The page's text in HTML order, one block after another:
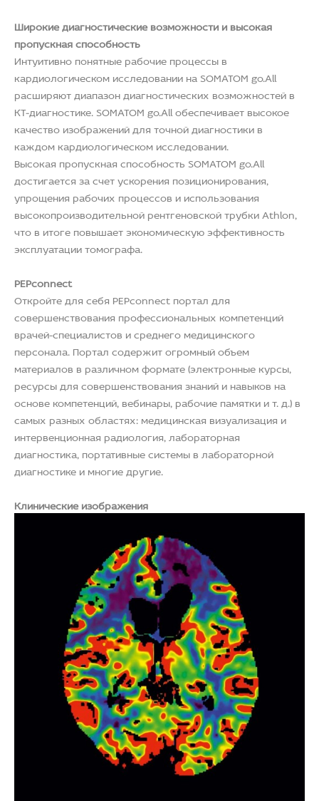
Широкие диагностические возможности и высокая
пропускная способность
Интуитивно понятные рабочие процессы в
кардиологическом исследовании на SOMATOM go.All
расширяют диапазон диагностических возможностей в
КТ-диагностике. SOMATOM go.All обеспечивает высокое
качество изображений для точной диагностики в
каждом кардиологическом исследовании.
Высокая пропускная способность SOMATOM go.All
достигается за счет ускорения позиционирования,
упрощения рабочих процессов и использования
высокопроизводительной рентгеновской трубки Athlon,
что в итоге повышает экономическую эффективность
эксплуатации томографа.
PEPconnect
Откройте для себя PEPconnect портал для
совершенствования профессиональных компетенций
врачей-специалистов и среднего медицинского
персонала. Портал содержит огромный объем
материалов в различном формате (электронные курсы,
ресурсы для совершенствования знаний и навыков на
основе компетенций, вебинары, рабочие памятки и т. д.) в
самых разных областях: медицинская визуализация и
интервенционная радиология, лабораторная
диагностика, портативные системы в лабораторной
диагностике и многие другие.
Клинические изображения